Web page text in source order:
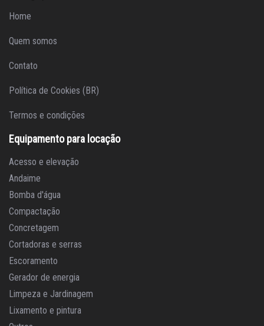
Home
Quem somos
Contato
Política de Cookies (BR)
Termos e condições
Equipamento para locação
Acesso e elevação
Andaime
Bomba d'água
Compactação
Concretagem
Cortadoras e serras
Escoramento
Gerador de energia
Limpeza e Jardinagem
Lixamento e pintura